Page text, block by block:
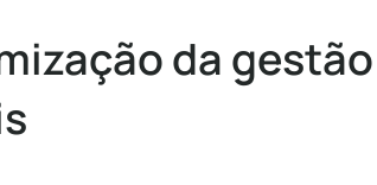
da gestão